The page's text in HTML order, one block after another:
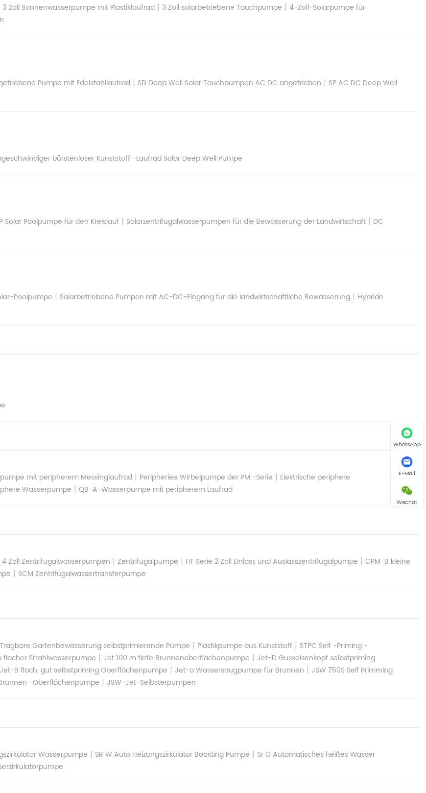
3 Zoll Sonnenwasserpumpe mit Plastiklaufrad | 3 Zoll solarbetriebene Tauchpumpe | 4-Zoll-Solarpumpe für
Pumpe mit Edelstahllaufrad | SD Deep Well Solar Tauchpumpen AC DC angetrieben | SP AC DC Deep Well
bürstenloser Kunststoff -Laufrad Solar Deep Well Pumpe
Solar Poolpumpe für den Kreislauf | Solarzentrifugalwasserpumpen für die Bewässerung der Landwirtschaft | DC
Poolpumpe | Solarbetriebene Pumpen mit AC-DC-Eingang für die landwirtschaftliche Bewässerung | Hybride
mit peripherem Messinglaufrad | Peripheriee Wirbelpumpe der PM -Serie | Elektrische periphere
Wasserpumpe | QB-A-Wasserpumpe mit peripherem Laufrad
4 Zoll Zentrifugalwasserpumpen | Zentrifugalpumpe | HF Serie 2 Zoll Einlass und Auslasszentrifugalpumpe | CPM-B kleine
| SCM Zentrifugalwassertransferpumpe
Tragbare Gartenbewässerung selbstprimierende Pumpe | Plastikpumpe aus Kunststoff | STPC Self -Priming -
flacher Strahlwasserpumpe | Jet 100 m tiefe Brunnenoberflächenpumpe | Jet-D Gusseisenkopf selbstpriming
Jet-B flach, gut selbstpriming Oberflächenpumpe | Jet-a Wassersaugpumpe für Brunnen | JSW 750S Self Primming
-Oberflächenpumpe | JSW-Jet-Selbsterpumpen
Wasserpumpe | SR W Auto Heizungszirkulator Boosting Pumpe | Sr G Automatisches heißes Wasser
WhatsApp
E-Mail
Wechat